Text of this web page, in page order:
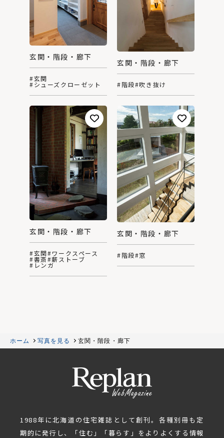
玄関・階段・廊下
#玄関
#シューズクローゼット
玄関・階段・廊下
#階段#吹き抜け
玄関・階段・廊下
#玄関#ワークスペース
#書斎#薪ストーブ
#レンガ
玄関・階段・廊下
#階段#窓
ホーム 写真を見る 玄関・階段・廊下
1988年に北海道の住宅雑誌として創刊。各種別冊も定
期的に発行し、「住む」「暮らす」をよりよくする情報